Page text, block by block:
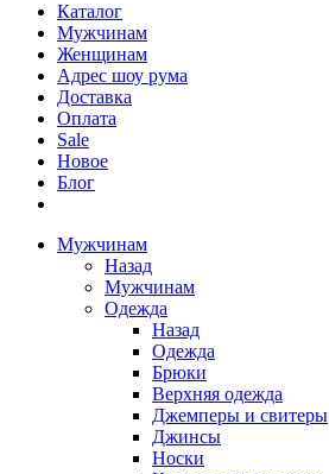
Каталог
Мужчинам
Женщинам
Адрес шоу рума
Доставка
Оплата
Sale
Новое
Блог
Мужчинам
Назад
Мужчинам
Одежда
Назад
Одежда
Брюки
Верхняя одежда
Джемперы и свитеры
Джинсы
Носки